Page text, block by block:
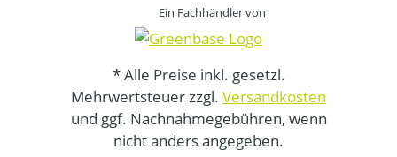
Ein Fachhändler von
* Alle Preise inkl. gesetzl.
Mehrwertsteuer zzgl. Versandkosten
und ggf. Nachnahmegebühren, wenn
nicht anders angegeben.